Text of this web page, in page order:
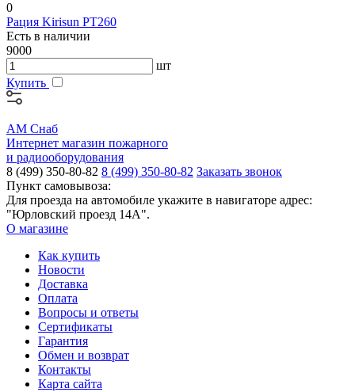
0
Рация Kirisun PT260
Есть в наличии
9000
шт
Купить
АМ Снаб
Интернет магазин пожарного
и радиооборудования
8 (499) 350-80-82 8 (499) 350-80-82 Заказать звонок
Пункт самовывоза:
Для проезда на автомобиле укажите в навигаторе адрес:
"Юрловский проезд 14А".
О магазине
Как купить
Новости
Доставка
Оплата
Вопросы и ответы
Сертификаты
Гарантия
Обмен и возврат
Контакты
Карта сайта